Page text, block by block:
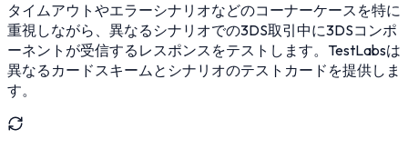
タイムアウトやエラーシナリオなどのコーナーケースを特に
重視しながら、異なるシナリオでの3DS取引中に3DSコンポ
ーネントが受信するレスポンスをテストします。TestLabsは
異なるカードスキームとシナリオのテストカードを提供しま
す。